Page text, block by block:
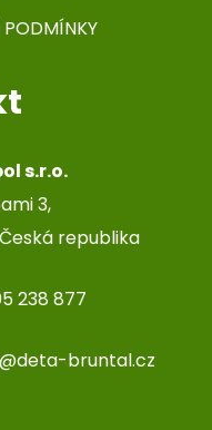
s.r.o.
3,
republika
238 877
bruntal.cz